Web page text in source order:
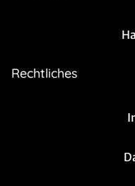
Rechtliches